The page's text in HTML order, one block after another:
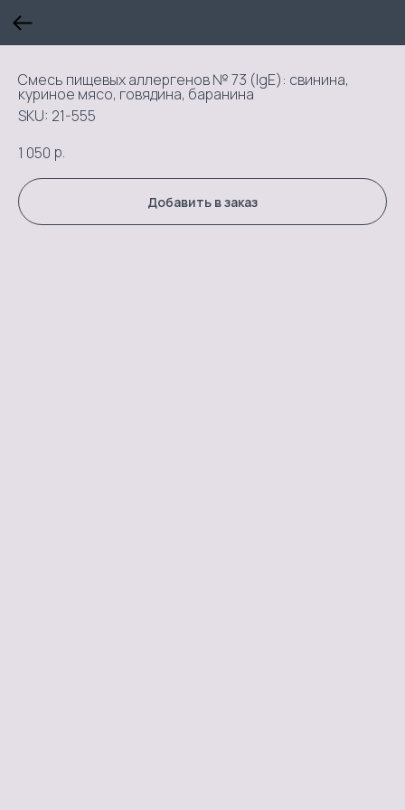
Смесь пищевых аллергенов № 73 (IgE): свинина,
куриное мясо, говядина, баранина
SKU: 21-555
1 050 р.
Добавить в заказ